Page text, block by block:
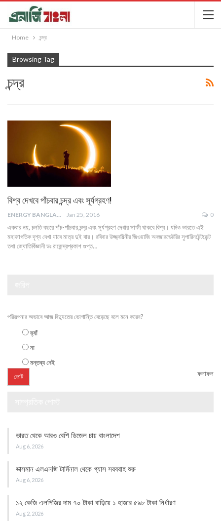
Home চন্দ্র
Browsing Tag
চন্দ্র
বিশ্ব দেখবে পাঁচবার চন্দ্র এবং সূর্যগ্রহণ!
ENERGY BANGLA Jan 25, 2016 0
একবার নয়, চলতি বছরে পাঁচ-পাঁচবার চন্দ্র এবং সূর্যগ্রহণ দেখার সাক্ষী থাকবে বিশ্ব। যদিও ভারতে এই
মহাজাগতিক দৃশ্য দেখা যাবে মাত্র দুই বার। রবিবার উজ্জ্বয়িনীর জিওয়াজি অবজারভেটরির সুপারিনটেন্টডেন্ট
তথা জ্যোতির্বিজ্ঞানী ডঃ রাজেন্দ্রপ্রকাশ গুপ্ত…
পরিকল্পনার অভাবে আজ বিদ্যুতের ভোগান্তি বেড়েছে বলে মনে করেন?
হ্যাঁ
না
মন্তব্য নেই
ফলাফল
ভারত থেকে আরও বেশি ডিজেল চায় বাংলাদেশ
Aug 6, 2026
ভাসমান এলএনজি টার্মিনাল থেকে গ্যাস সরবরাহ শুরু
Aug 6, 2026
১২ কেজি এলপিজির দাম ৭০ টাকা বাড়িয়ে ১ হাজার ৫৯৮ টাকা নির্ধারণ
Aug 2, 2026